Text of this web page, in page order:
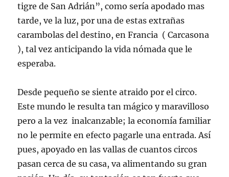
tigre de San Adrián”, como sería apodado mas
tarde, ve la luz, por una de estas extrañas
carambolas del destino, en Francia ( Carcasona
), tal vez anticipando la vida nómada que le
esperaba.
Desde pequeño se siente atraido por el circo.
Este mundo le resulta tan mágico y maravilloso
pero a la vez inalcanzable; la economía familiar
no le permite en efecto pagarle una entrada. Así
pues, apoyado en las vallas de cuantos circos
pasan cerca de su casa, va alimentando su gran